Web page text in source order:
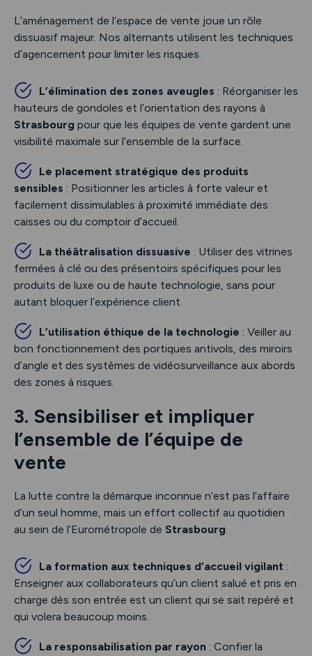
L’aménagement de l’espace de vente joue un rôle
dissuasif majeur. Nos alternants utilisent les techniques
d’agencement pour limiter les risques.
L’élimination des zones aveugles : Réorganiser les
hauteurs de gondoles et l’orientation des rayons à
Strasbourg pour que les équipes de vente gardent une
visibilité maximale sur l’ensemble de la surface.
Le placement stratégique des produits
sensibles : Positionner les articles à forte valeur et
facilement dissimulables à proximité immédiate des
caisses ou du comptoir d’accueil.
La théâtralisation dissuasive : Utiliser des vitrines
fermées à clé ou des présentoirs spécifiques pour les
produits de luxe ou de haute technologie, sans pour
autant bloquer l’expérience client.
L’utilisation éthique de la technologie : Veiller au
bon fonctionnement des portiques antivols, des miroirs
d’angle et des systèmes de vidéosurveillance aux abords
des zones à risques.
3. Sensibiliser et impliquer
l’ensemble de l’équipe de
vente
La lutte contre la démarque inconnue n’est pas l’affaire
d’un seul homme, mais un effort collectif au quotidien
au sein de l’Eurométropole de Strasbourg.
La formation aux techniques d’accueil vigilant :
Enseigner aux collaborateurs qu’un client salué et pris en
charge dès son entrée est un client qui se sait repéré et
qui volera beaucoup moins.
La responsabilisation par rayon : Confier la